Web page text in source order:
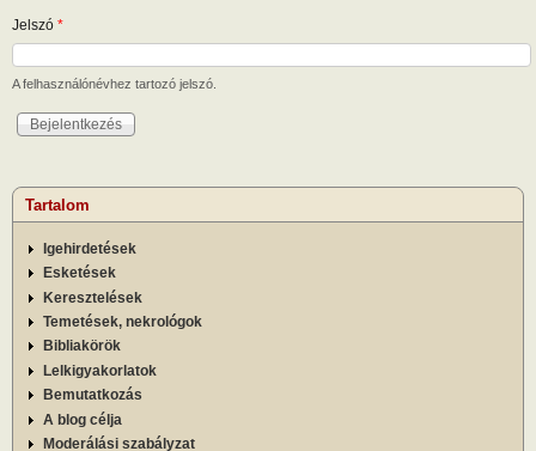
Jelszó *
A felhasználónévhez tartozó jelszó.
Tartalom
Igehirdetések
Esketések
Keresztelések
Temetések, nekrológok
Bibliakörök
Lelkigyakorlatok
Bemutatkozás
A blog célja
Moderálási szabályzat